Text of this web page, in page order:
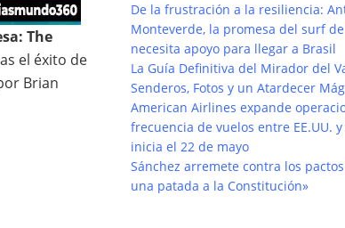
The
el éxito de
Brian
De la frustración a la resiliencia:
Monteverde, la promesa del surf
necesita apoyo para llegar a Brasil
La Guía Definitiva del Mirador del
Senderos, Fotos y un Atardecer
American Airlines expande
frecuencia de vuelos entre EE.UU.
inicia el 22 de mayo
Sánchez arremete contra los pactos
una patada a la Constitución»